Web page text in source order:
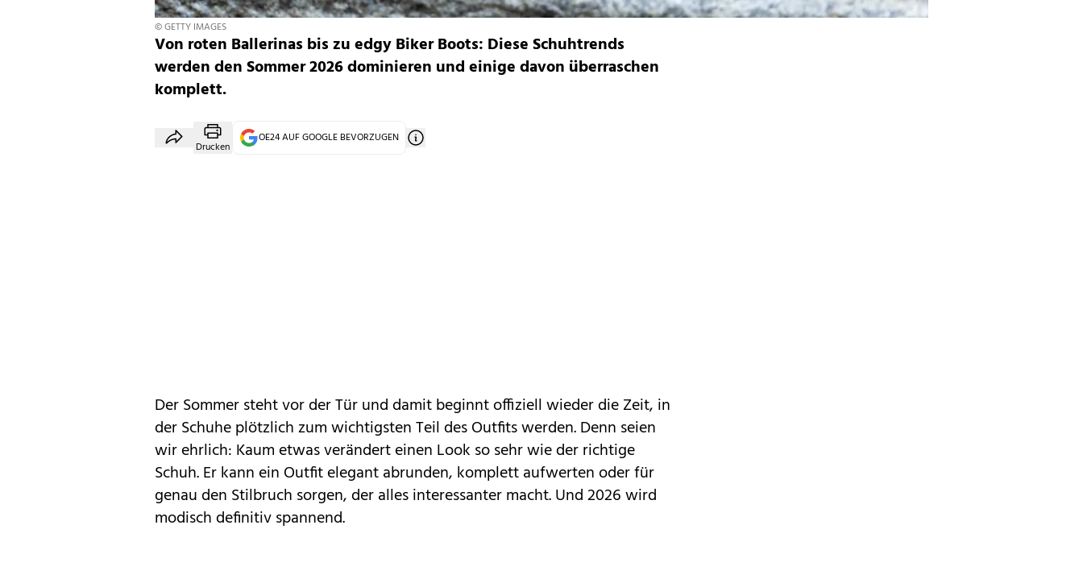
© GETTY IMAGES
Von roten Ballerinas bis zu edgy Biker Boots: Diese Schuhtrends
werden den Sommer 2026 dominieren und einige davon überraschen
komplett.
Drucken
OE24 AUF GOOGLE BEVORZUGEN
DerSommersteht vor der Tür und damit beginnt offiziell wieder die Zeit, in
der Schuhe plötzlich zum wichtigsten Teil desOutfitswerden. Denn seien
wir ehrlich: Kaum etwas verändert einen Look so sehr wie der richtige
Schuh. Er kann ein Outfit elegant abrunden, komplett aufwerten oder für
genau den Stilbruch sorgen, der alles interessanter macht. Und 2026 wird
modisch definitiv spannend.